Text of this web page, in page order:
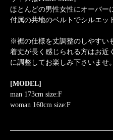
ほとんどの男性女性にオーバー
付属の共地のベルトでシルエッ
※裾の仕様を丈調整のしやすい
着丈が長く感じられる方はお近
に調整してお楽しみ下さいませ。
[MODEL]
man 173cm size:F
woman 160cm size:F